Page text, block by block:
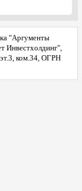
"Аргументы
Инвестхолдинг",
ком.34, ОГРН